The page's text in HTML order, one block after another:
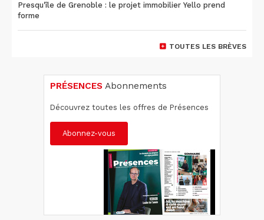
Presqu'île de Grenoble : le projet immobilier Yello prend
forme
TOUTES LES BRÈVES
PRÉSENCES Abonnements
Découvrez toutes les offres de Présences
Abonnez-vous